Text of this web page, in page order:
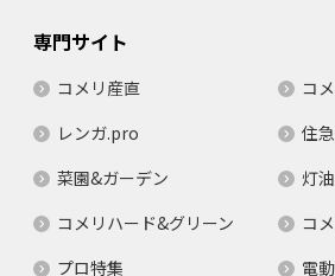
専門サイト
コメリ産直
コ
レンガ.pro
住
菜園&ガーデン
灯
コメリハード&グリーン
コ
プロ特集
電